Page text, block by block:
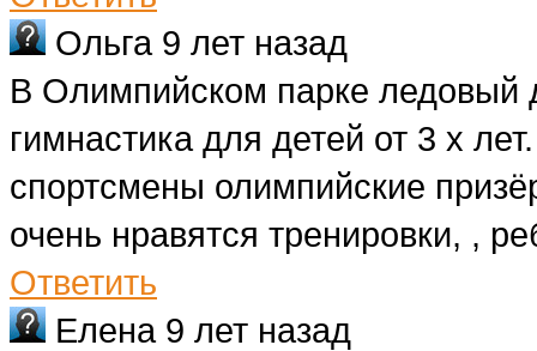
Ольга 9 лет назад
В Олимпийском парке ледовый
гимнастика для детей от 3 х
спортсмены олимпийские
очень нравятся тренировки, ,
Ответить
Елена 9 лет назад